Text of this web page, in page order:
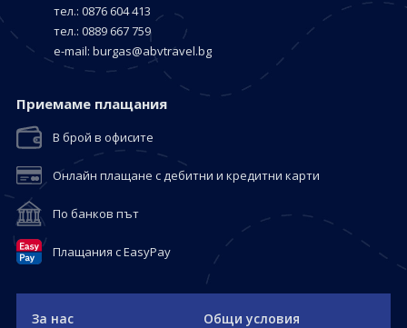
тел.: 0876 604 413
тел.: 0889 667 759
е-mail: burgas@abvtravel.bg
Приемaме плащания
В брой в офисите
Онлайн плащане с дебитни и кредитни карти
По банков път
Плащания с EasyPay
За нас
Общи условия